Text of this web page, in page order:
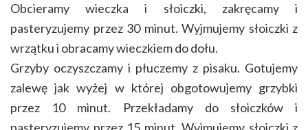
Obcieramy wieczka i słoiczki, zakręcamy i
pasteryzujemy przez 30 minut. Wyjmujemy słoiczki z
wrzątku i obracamy wieczkiem do dołu.
Grzyby oczyszczamy i płuczemy z pisaku. Gotujemy
zalewę jak wyżej w której obgotowujemy grzybki
przez 10 minut. Przekładamy do słoiczków i